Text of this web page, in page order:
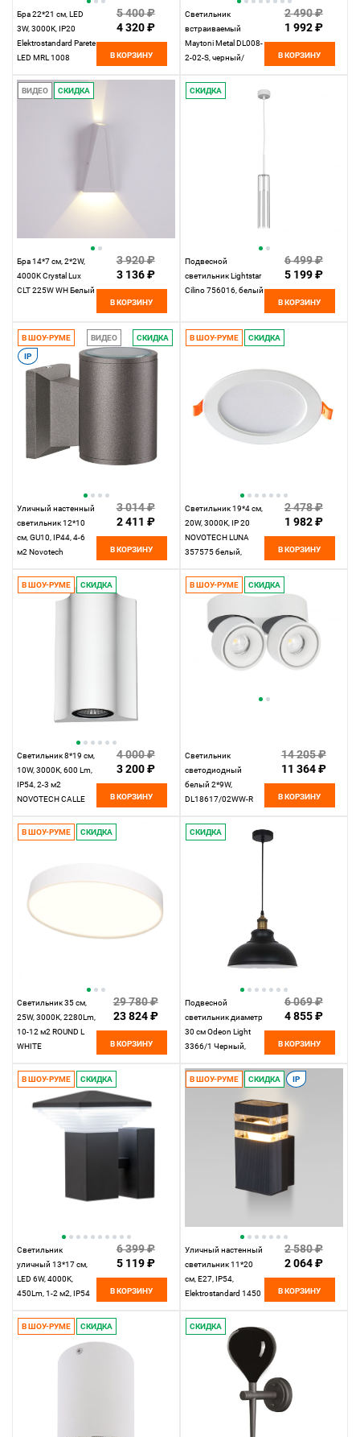
Бра 22*21 см, LED
3W, 3000К, IP20
Elektrostandard Parete
LED MRL 1008
5 400 ₽
4 320 ₽
В КОРЗИНУ
Светильник
встраиваемый
Maytoni Metal DL008-
2-02-S, черный/
см
2 490 ₽
1 992 ₽
В КОРЗИНУ
ВИДЕО СКИДКА
Бра 14*7 см, 2*2W,
4000K Crystal Lux
CLT 225W WH Белый
3 920 ₽
3 136 ₽
В КОРЗИНУ
СКИДКА
Подвесной
светильник Lightstar
Cilino 756016, белый
6 499 ₽
5 199 ₽
В КОРЗИНУ
В ШОУ-РУМЕ ВИДЕО СКИДКА
IP
Уличный настенный
светильник 12*10
см, GU10, IP44, 4-6
м2 Novotech
серый
3 014 ₽
2 411 ₽
В КОРЗИНУ
В ШОУ-РУМЕ СКИДКА
Светильник 19*4 см,
20W, 3000К, IP 20
NOVOTECH LUNA
357575 белый,
2 478 ₽
1 982 ₽
В КОРЗИНУ
В ШОУ-РУМЕ СКИДКА
Светильник 8*19 см,
10W, 3000К, 600 Lm,
IP54, 2-3 м2
NOVOTECH CALLE
белый
4 000 ₽
3 200 ₽
В КОРЗИНУ
В ШОУ-РУМЕ СКИДКА
Светильник
светодиодный
белый 2*9W,
DL18617/02WW-R
диммируемый
14 205 ₽
11 364 ₽
В КОРЗИНУ
В ШОУ-РУМЕ СКИДКА
Светильник 35 см,
25W, 3000К, 2280Lm,
10-12 м2 ROUND L
WHITE
29 780 ₽
23 824 ₽
В КОРЗИНУ
СКИДКА
Подвесной
светильник диаметр
30 см Odeon Light
3366/1 Черный,
6 069 ₽
4 855 ₽
В КОРЗИНУ
В ШОУ-РУМЕ СКИДКА
Светильник
уличный 13*17 см,
LED 6W, 4000K,
450Lm, 1-2 м2, IP54
черный
6 399 ₽
5 119 ₽
В КОРЗИНУ
В ШОУ-РУМЕ СКИДКА IP
Уличный настенный
светильник 11*20
см, Е27, IP54,
Elektrostandard 1450
2 580 ₽
2 064 ₽
В КОРЗИНУ
В ШОУ-РУМЕ СКИДКА СКИДКА